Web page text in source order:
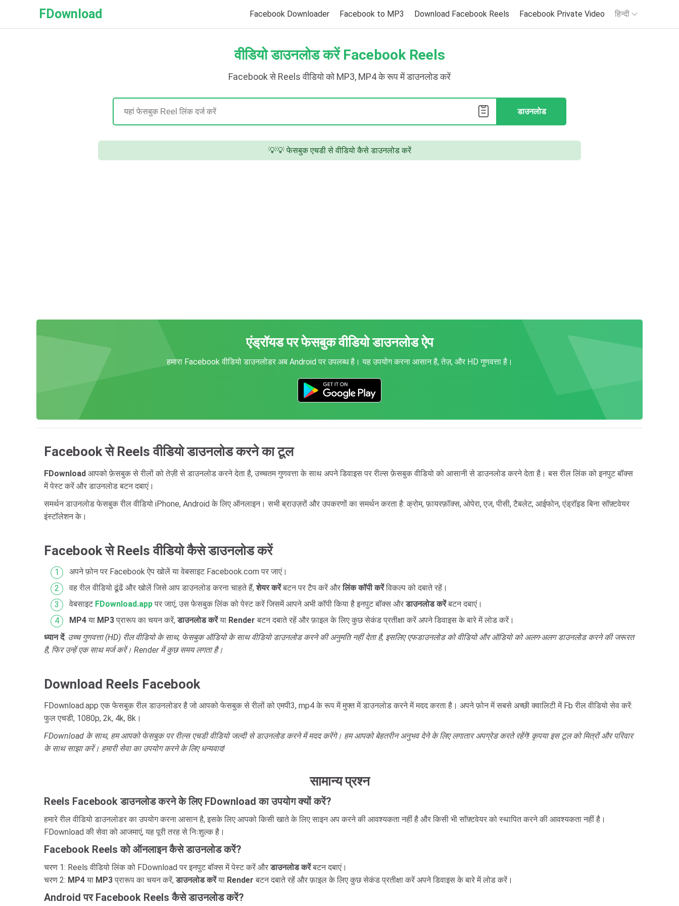
FDownload Facebook Downloader Facebook to MP3 Download Facebook Reels Facebook Private Video हिन्दी‎
वीडियो डाउनलोड करें Facebook Reels
Facebook से Reels वीडियो को MP3, MP4 के रूप में डाउनलोड करें
डाउनलोड
💡💡 फेसबुक एचडी से वीडियो कैसे डाउनलोड करें
एंड्रॉयड पर फेसबुक वीडियो डाउनलोड ऐप
हमारा Facebook वीडियो डाउनलोडर अब Android पर उपलब्ध है। यह उपयोग करना आसान है, तेज़, और HD गुणवत्ता है।
Facebook से Reels वीडियो डाउनलोड करने का टूल
FDownload आपको फ़ेसबुक से रीलों को तेज़ी से डाउनलोड करने देता है, उच्चतम गुणवत्ता के साथ अपने डिवाइस पर रील्स फ़ेसबुक वीडियो को आसानी से डाउनलोड करने देता है। बस रील लिंक को इनपुट बॉक्स
में पेस्ट करें और डाउनलोड बटन दबाएं।
समर्थन डाउनलोड फेसबुक रील वीडियो iPhone, Android के लिए ऑनलाइन। सभी ब्राउज़रों और उपकरणों का समर्थन करता है: क्रोम, फ़ायरफ़ॉक्स, ओपेरा, एज, पीसी, टैबलेट, आईफोन, एंड्रॉइड बिना सॉफ़्टवेयर
इंस्टॉलेशन के।
Facebook से Reels वीडियो कैसे डाउनलोड करें
अपने फ़ोन पर Facebook ऐप खोलें या वेबसाइट Facebook.com पर जाएं।
वह रील वीडियो ढूंढें और खोलें जिसे आप डाउनलोड करना चाहते हैं,शेयर करेंबटन पर टैप करें औरलिंक कॉपी करेंविकल्प को दबाते रहें।
वेबसाइट FDownload.app पर जाएं, उस फेसबुक लिंक को पेस्ट करें जिसमें आपने अभी कॉपी किया है इनपुट बॉक्स औरडाउनलोड करेंबटन दबाएं।
MP4 या MP3 प्रारूप का चयन करें,डाउनलोड करेंया Render बटन दबाते रहें और फ़ाइल के लिए कुछ सेकंड प्रतीक्षा करें अपने डिवाइस के बारे में लोड करें।
ध्यान दें: उच्च गुणवत्ता (HD) रील वीडियो के साथ, फेसबुक ऑडियो के साथ वीडियो डाउनलोड करने की अनुमति नहीं देता है, इसलिए एफडाउनलोड को वीडियो और ऑडियो को अलग-अलग डाउनलोड करने की जरूरत
है, फिर उन्हें एक साथ मर्ज करें। Render में कुछ समय लगता है।
Download Reels Facebook
FDownload.app एक फेसबुक रील डाउनलोडर है जो आपको फेसबुक से रीलों को एमपी3, mp4 के रूप में मुफ्त में डाउनलोड करने में मदद करता है। अपने फ़ोन में सबसे अच्छी क्वालिटी में Fb रील वीडियो सेव करें:
फुल एचडी, 1080p, 2k, 4k, 8k।
FDownload के साथ, हम आपको फेसबुक पर रील्स एचडी वीडियो जल्दी से डाउनलोड करने में मदद करेंगे। हम आपको बेहतरीन अनुभव देने के लिए लगातार अपग्रेड करते रहेंगे! कृपया इस टूल को मित्रों और परिवार
के साथ साझा करें। हमारी सेवा का उपयोग करने के लिए धन्यवाद!
सामान्य प्रश्न
Reels Facebook डाउनलोड करने के लिए FDownload का उपयोग क्यों करें?
हमारे रील वीडियो डाउनलोडर का उपयोग करना आसान है, इसके लिए आपको किसी खाते के लिए साइन अप करने की आवश्यकता नहीं है और किसी भी सॉफ़्टवेयर को स्थापित करने की आवश्यकता नहीं है।
FDownload की सेवा को आजमाएं, यह पूरी तरह से निःशुल्क है।
Facebook Reels को ऑनलाइन कैसे डाउनलोड करें?
चरण 1: Reels वीडियो लिंक को FDownload पर इनपुट बॉक्स में पेस्ट करें औरडाउनलोड करेंबटन दबाएं।
चरण 2: MP4 या MP3 प्रारूप का चयन करें,डाउनलोड करेंया Render बटन दबाते रहें और फ़ाइल के लिए कुछ सेकंड प्रतीक्षा करें अपने डिवाइस के बारे में लोड करें।
Android पर Facebook Reels कैसे डाउनलोड करें?